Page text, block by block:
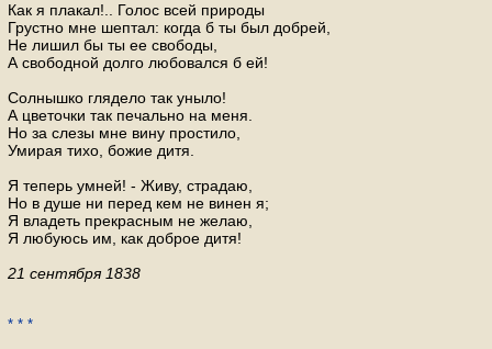
Как я плакал!.. Голос всей природы
Грустно мне шептал: когда б ты был добрей,
Не лишил бы ты ее свободы,
А свободной долго любовался б ей!
Солнышко глядело так уныло!
А цветочки так печально на меня.
Но за слезы мне вину простило,
Умирая тихо, божие дитя.
Я теперь умней! - Живу, страдаю,
Но в душе ни перед кем не винен я;
Я владеть прекрасным не желаю,
Я любуюсь им, как доброе дитя!
21 сентября 1838
* * *